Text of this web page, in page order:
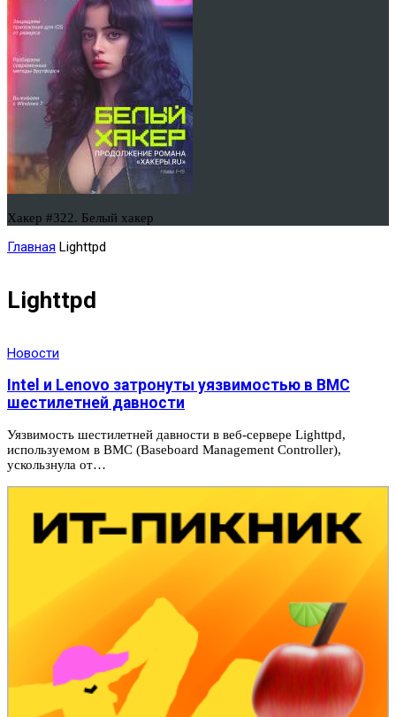
Хакер #322. Белый хакер
Главная Lighttpd
Lighttpd
Новости
Intel и Lenovo затронуты уязвимостью в BMC
шестилетней давности
Уязвимость шестилетней давности в веб-сервере Lighttpd,
используемом в BMC (Baseboard Management Controller),
ускользнула от…